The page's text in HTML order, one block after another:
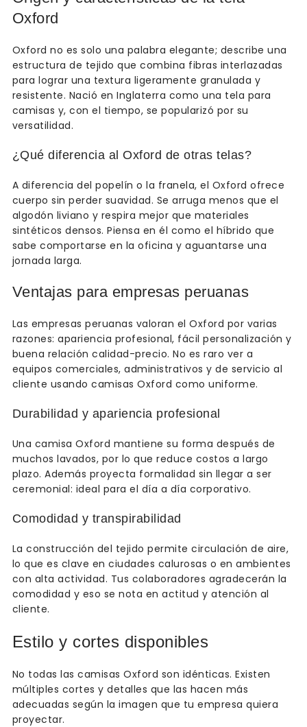
Oxford
Oxford no es solo una palabra elegante; describe una
estructura de tejido que combina fibras interlazadas
para lograr una textura ligeramente granulada y
resistente. Nació en Inglaterra como una tela para
camisas y, con el tiempo, se popularizó por su
versatilidad.
¿Qué diferencia al Oxford de otras telas?
A diferencia del popelín o la franela, el Oxford ofrece
cuerpo sin perder suavidad. Se arruga menos que el
algodón liviano y respira mejor que materiales
sintéticos densos. Piensa en él como el híbrido que
sabe comportarse en la oficina y aguantarse una
jornada larga.
Ventajas para empresas peruanas
Las empresas peruanas valoran el Oxford por varias
razones: apariencia profesional, fácil personalización y
buena relación calidad-precio. No es raro ver a
equipos comerciales, administrativos y de servicio al
cliente usando camisas Oxford como uniforme.
Durabilidad y apariencia profesional
Una camisa Oxford mantiene su forma después de
muchos lavados, por lo que reduce costos a largo
plazo. Además proyecta formalidad sin llegar a ser
ceremonial: ideal para el día a día corporativo.
Comodidad y transpirabilidad
La construcción del tejido permite circulación de aire,
lo que es clave en ciudades calurosas o en ambientes
con alta actividad. Tus colaboradores agradecerán la
comodidad y eso se nota en actitud y atención al
cliente.
Estilo y cortes disponibles
No todas las camisas Oxford son idénticas. Existen
múltiples cortes y detalles que las hacen más
adecuadas según la imagen que tu empresa quiera
proyectar.